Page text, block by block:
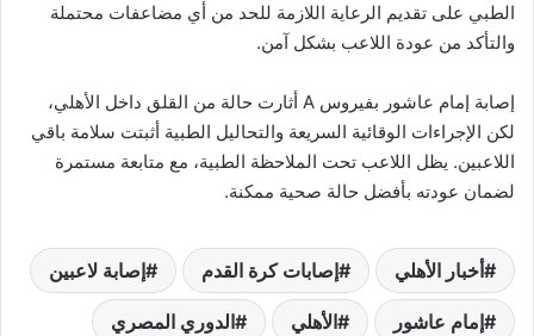
الطبي على تقديم الرعاية اللازمة للحد من أي مضاعفات محتملة
والتأكد من عودة اللاعب بشكل آمن.
إصابة إمام عاشور بفيروس A أثارت حالة من القلق داخل الأهلي،
لكن الإجراءات الوقائية السريعة والتحاليل الطبية أثبتت سلامة باقي
اللاعبين. يظل اللاعب تحت الملاحظة الطبية، مع متابعة مستمرة
لضمان عودته بأفضل حالة صحية ممكنة.
أخبار الأهلي إصابات كرة القدم إصابة لاعبين
إمام عاشور الأهلي الدوري المصري